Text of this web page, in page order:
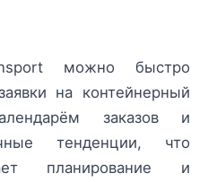
можно быстро
на контейнерный
заказов и
тенденции, что
планирование и